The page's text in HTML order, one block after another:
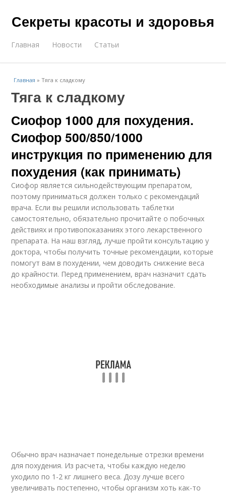
Секреты красоты и здоровья
Главная Новости Статьи
Главная »Тяга к сладкому
Тяга к сладкому
Сиофор 1000 для похудения.
Сиофор 500/850/1000
инструкция по применению для
похудения (как принимать)
Сиофор является сильнодействующим препаратом,
поэтому приниматься должен только с рекомендаций
врача. Если вы решили использовать таблетки
самостоятельно, обязательно прочитайте о побочных
действиях и противопоказаниях этого лекарственного
препарата. На наш взгляд, лучше пройти консультацию у
доктора, чтобы получить точные рекомендации, которые
помогут вам в похудении, чем доводить снижение веса
до крайности. Перед применением, врач назначит сдать
необходимые анализы и пройти обследование.
Обычно врач назначает понедельные отрезки времени
для похудения. Из расчета, чтобы каждую неделю
уходило по 1-2 кг лишнего веса. Дозу лучше всего
увеличивать постепенно, чтобы организм хоть как-то